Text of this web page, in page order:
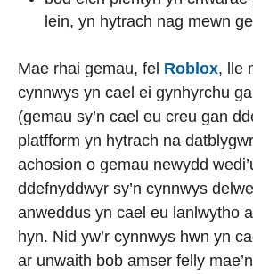
lein, yn hytrach nag mewn
Mae rhai gemau, fel Roblox, lle
cynnwys yn cael ei gynhyrchu
(gemau sy’n cael eu creu gan
platfform yn hytrach na
achosion o gemau newydd
ddefnyddwyr sy’n cynnwys
anweddus yn cael eu lanlwytho
hyn. Nid yw’r cynnwys hwn yn
ar unwaith bob amser felly